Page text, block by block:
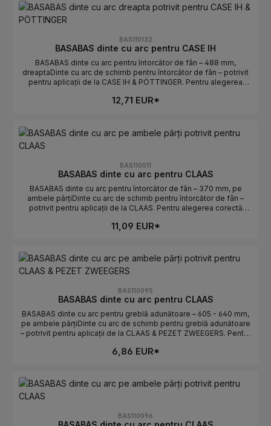
piesa veche: lungimea și curbura/orientarea trebuie să
coincidă.Atenție stânga/dreapta: dreapta determină poziția de
montaj.Numere OE: se găsesc în fila Numere OE.
BAS110132
BASABAS dinte cu arc pentru CASE IH
BASABAS dinte cu arc pentru întorcător de fân – 488 mm,
dreaptaDinte cu arc de schimb pentru întorcător de fân – potrivit
pentru aplicații de la CASE IH & PÖTTINGER. Pentru alegerea
rapidă a dinților uzați sau rupți.Date tehniceLungime: 488
piesa veche: lungimea și curbura/orientarea trebuie să
coincidă.Atenție stânga/dreapta: dreapta determină poziția de
12,71 EUR*
BAS110011
BASABAS dinte cu arc pentru CLAAS
BASABAS dinte cu arc pentru întorcător de fân – 370 mm, pe
ambele părțiDinte cu arc de schimb pentru întorcător de fân –
potrivit pentru aplicații de la CLAAS. Pentru alegerea corectă
dinților uzați sau rupți.Date tehniceLungime: 370 mmOrientare: pe
curbura/orientarea trebuie să coincidă.Atenție stânga/dreapta: pe
ambele părți determină poziția de montaj.Numere OE: se găsesc
în fila Numere OE.
11,09 EUR*
BAS110095
BASABAS dinte cu arc pentru CLAAS
BASABAS dinte cu arc pentru greblă adunătoare – 605 - 640 mm,
pe ambele părțiDinte cu arc de schimb pentru greblă adunătoare
– potrivit pentru aplicații de la CLAAS & PEZET ZWEEGERS. Pentru
înlocuirea rapidă a dinților uzați sau rupți.Date tehniceLungime:
selecțieComparați piesa veche: lungimea și curbura/orientarea
trebuie să coincidă.Atenție stânga/dreapta: pe ambele părți
determină poziția de montaj.Numere OE: se găsesc în fila
6,86 EUR*
BAS110096